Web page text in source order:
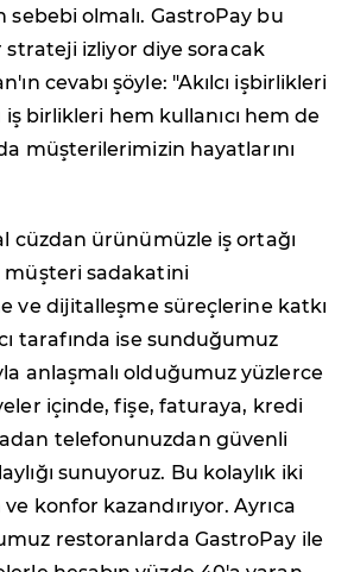
olmalı. GastroPay bu
strateji izliyor diye soracak
cevabı şöyle: "Akılcı işbirlikleri
birlikleri hem kullanıcı hem de
müşterilerimizin hayatlarını
cüzdan ürünümüzle iş ortağı
müşteri sadakatini
ve dijitalleşme süreçlerine katkı
tarafında ise sunduğumuz
anlaşmalı olduğumuz yüzlerce
içinde, fişe, faturaya, kredi
telefonunuzdan güvenli
sunuyoruz. Bu kolaylık iki
konfor kazandırıyor. Ayrıca
restoranlarda GastroPay ile